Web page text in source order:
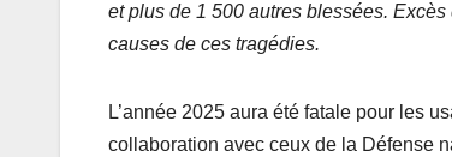
et plus de 1 500 autres blessées.
causes de ces tragédies.
L’année 2025 aura été fatale pour les
collaboration avec ceux de la Défense